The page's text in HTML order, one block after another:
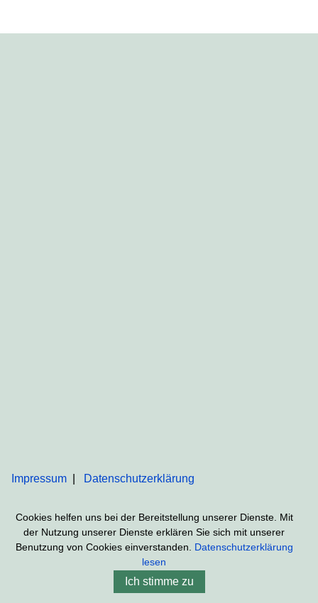
Impressum Datenschutzerklärung
Cookies helfen uns bei der Bereitstellung unserer Dienste. Mit
der Nutzung unserer Dienste erklären Sie sich mit unserer
Benutzung von Cookies einverstanden. Datenschutzerklärung
lesen
Ich stimme zu